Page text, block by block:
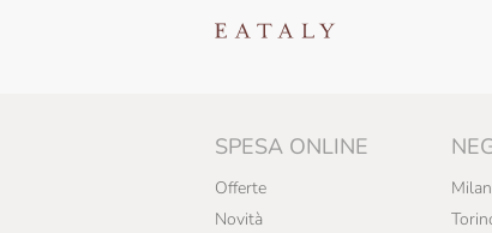
SPESA ONLINE
Offerte
Novità